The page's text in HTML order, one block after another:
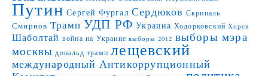
Путин Сергей Фургал Сердюков Скрипаль
Смирнов Трамп УДП РФ Украина Ходорковский Хорев
Шаболтай война на Украине выборы 2012 выборы мэра
москвы дональд трамп лещевский
международный Антикоррупционный